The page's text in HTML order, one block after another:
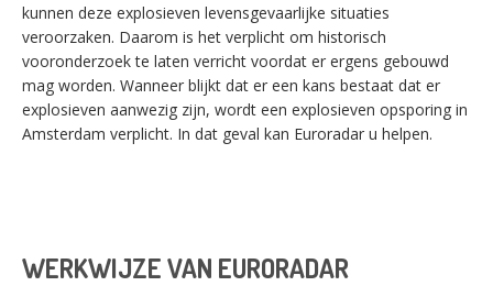
kunnen deze explosieven levensgevaarlijke situaties
veroorzaken. Daarom is het verplicht om historisch
vooronderzoek te laten verricht voordat er ergens gebouwd
mag worden. Wanneer blijkt dat er een kans bestaat dat er
explosieven aanwezig zijn, wordt een explosieven opsporing in
Amsterdam verplicht. In dat geval kan Euroradar u helpen.
WERKWIJZE VAN EURORADAR